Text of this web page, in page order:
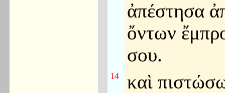
ἀπέστησα
ὄντων
σου.
14
καὶ